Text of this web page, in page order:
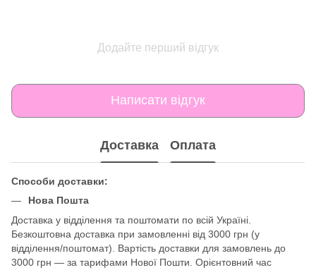
Додайте перший відгук
Написати відгук
Доставка Оплата
Способи доставки:
Нова Пошта
Доставка у відділення та поштомати по всій Україні.
Безкоштовна доставка при замовленні від 3000 грн (у
відділення/поштомат). Вартість доставки для замовлень до
3000 грн — за тарифами Нової Пошти. Орієнтовний час